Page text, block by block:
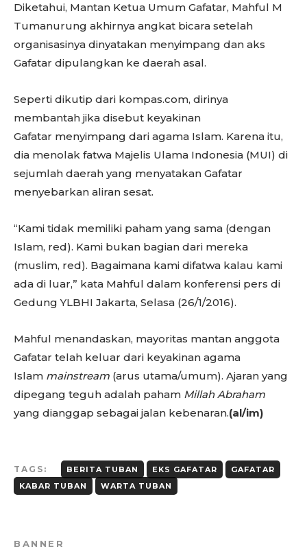
Diketahui, Mantan Ketua Umum Gafatar, Mahful M
Tumanurung akhirnya angkat bicara setelah
organisasinya dinyatakan menyimpang dan aks
Gafatar dipulangkan ke daerah asal.
Seperti dikutip dari kompas.com, dirinya
membantah jika disebut keyakinan
Gafatar menyimpang dari agama Islam. Karena itu,
dia menolak fatwa Majelis Ulama Indonesia (MUI) di
sejumlah daerah yang menyatakan Gafatar
menyebarkan aliran sesat.
“Kami tidak memiliki paham yang sama (dengan
Islam, red). Kami bukan bagian dari mereka
(muslim, red). Bagaimana kami difatwa kalau kami
ada di luar,” kata Mahful dalam konferensi pers di
Gedung YLBHI Jakarta, Selasa (26/1/2016).
Mahful menandaskan, mayoritas mantan anggota
Gafatar telah keluar dari keyakinan agama
Islam mainstream (arus utama/umum). Ajaran yang
dipegang teguh adalah paham Millah Abraham
yang dianggap sebagai jalan kebenaran.(al/im)
TAGS: BERITA TUBAN EKS GAFATAR
GAFATAR
KABAR TUBAN
WARTA TUBAN
BANNER